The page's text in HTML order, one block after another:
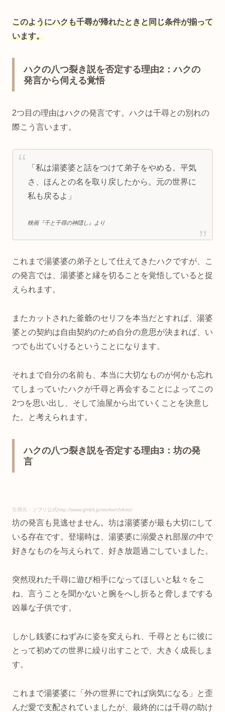
このようにハクも千尋が帰れたときと同じ条件が揃って
います。
ハクの八つ裂き説を否定する理由2：ハクの
発言から伺える覚悟
2つ目の理由はハクの発言です。ハクは千尋との別れの
際こう言います。
「私は湯婆婆と話をつけて弟子をやめる。平気
さ、ほんとの名を取り戻したから。元の世界に
私も戻るよ」
映画『千と千尋の神隠し』より
これまで湯婆婆の弟子として仕えてきたハクですが、こ
の発言では、湯婆婆と縁を切ることを覚悟していると捉
えられます。
またカットされた釜爺のセリフを本当だとすれば、湯婆
婆との契約は自由契約のため自分の意思が決まれば、い
つでも出ていけるということになります。
それまで自分の名前も、本当に大切なものが何かも忘れ
てしまっていたハクが千尋と再会することによってこの
2つを思い出し、そして油屋から出ていくことを決意し
た。と考えられます。
ハクの八つ裂き説を否定する理由3：坊の発
言
引用元：ジブリ公式http://www.ghibli.jp/works/chihiro/
坊の発言も見逃せません。坊は湯婆婆が最も大切にして
いる存在です。登場時は、湯婆婆に溺愛され部屋の中で
好きなものを与えられて、好き放題過ごしていました。
突然現れた千尋に遊び相手になってほしいと駄々をこ
ね、言うことを聞かないと腕をへし折ると脅しまでする
凶暴な子供です。
しかし銭婆にねずみに姿を変えられ、千尋とともに彼に
とって初めての世界に繰り出すことで、大きく成長しま
す。
これまで湯婆婆に「外の世界にでれば病気になる」と歪
んだ愛で支配されていましたが、最終的には千尋の助け